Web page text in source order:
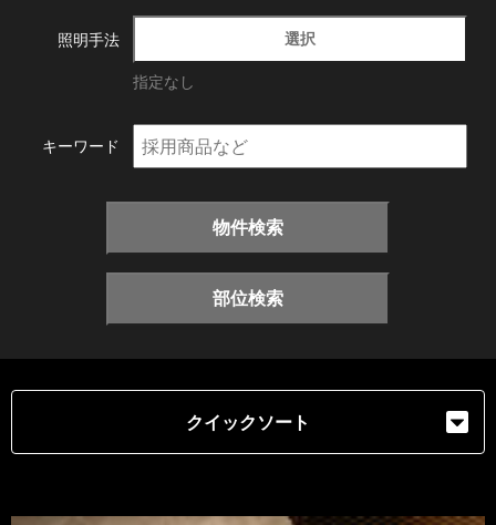
照明手法 選択
指定なし
キーワード
物件検索
部位検索
クイックソート